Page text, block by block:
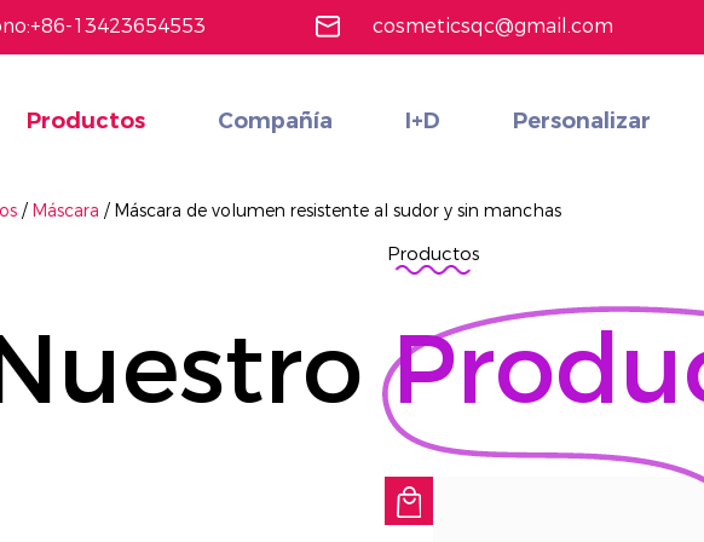
13423654553 cosmeticsqc@gmail.com
Productos Compañía I+D Personalizar
/ Máscara / Máscara de volumen resistente al sudor y sin manchas
Productos